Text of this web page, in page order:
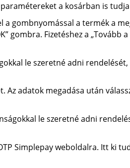
a kosárban is
gombnyomással a termék a
gombra. Fizetéshez a „Tovább
le szeretné adni rendelését,
adatok megadása után
le szeretné adni
Simplepay weboldalra. Itt ki